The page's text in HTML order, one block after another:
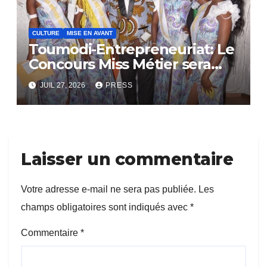
CULTURE MISE EN AVANT
Toumodi-Entrepreneuriat: Le
Concours Miss Métier sera
bientôt lance.
JUIL 27, 2026 PRESS
Laisser un commentaire
Votre adresse e-mail ne sera pas publiée. Les
champs obligatoires sont indiqués avec *
Commentaire *